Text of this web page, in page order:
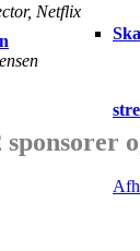
Netflix